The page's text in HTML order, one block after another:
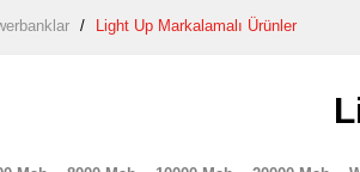
/ Light Up Markalamalı Ürünler